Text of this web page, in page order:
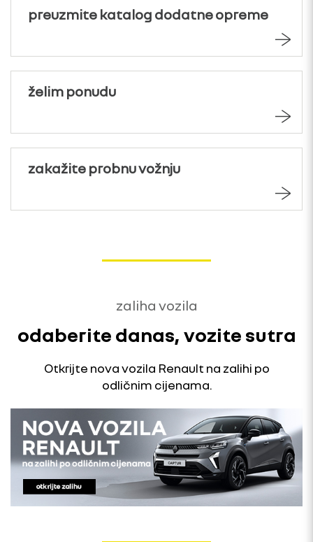
preuzmite katalog dodatne opreme
želim ponudu
zakažite probnu vožnju
zaliha vozila
odaberite danas, vozite sutra
Otkrijte nova vozila Renault na zalihi po
odličnim cijenama.